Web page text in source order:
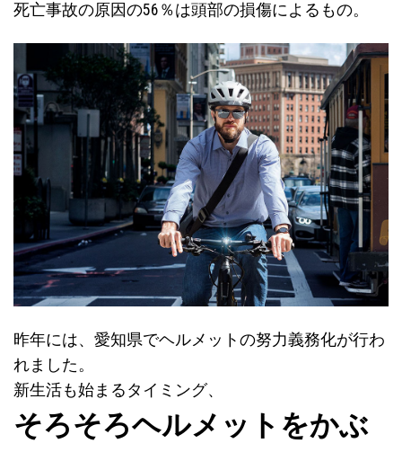
死亡事故の原因の56％は頭部の損傷によるもの。
昨年には、愛知県でヘルメットの努力義務化が行わ
れました。
新生活も始まるタイミング、
そろそろヘルメットをかぶ